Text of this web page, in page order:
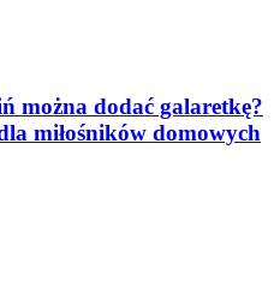
można dodać galaretkę?
miłośników domowych